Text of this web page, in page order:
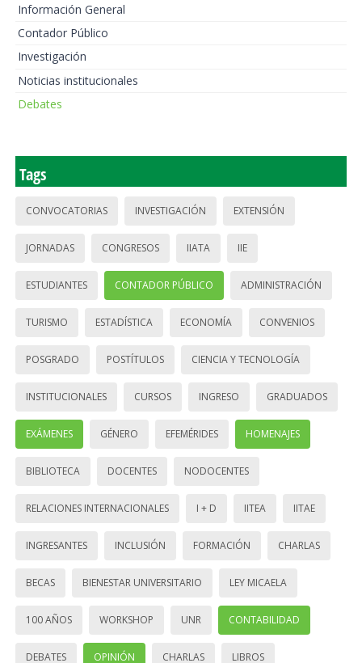
Información General
Contador Público
Investigación
Noticias institucionales
Debates
Tags
CONVOCATORIAS INVESTIGACIÓN EXTENSIÓN
JORNADAS CONGRESOS IIATA IIE
ESTUDIANTES CONTADOR PÚBLICO ADMINISTRACIÓN
TURISMO ESTADÍSTICA ECONOMÍA CONVENIOS
POSGRADO POSTÍTULOS CIENCIA Y TECNOLOGÍA
INSTITUCIONALES CURSOS INGRESO GRADUADOS
EXÁMENES GÉNERO EFEMÉRIDES HOMENAJES
BIBLIOTECA DOCENTES NODOCENTES
RELACIONES INTERNACIONALES I + D IITEA IITAE
INGRESANTES INCLUSIÓN FORMACIÓN CHARLAS
BECAS BIENESTAR UNIVERSITARIO LEY MICAELA
100 AÑOS WORKSHOP UNR CONTABILIDAD
DEBATES OPINIÓN CHARLAS LIBROS